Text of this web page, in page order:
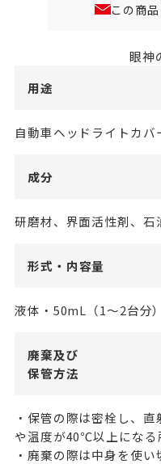
この商
眼神
用途
自動車ヘッドライトカバ
成分
研磨材、界面活性剤、石
形式・内容量
液体・50mL（1～2台分）
廃棄及び
保管方法
・保管の際は密栓し、
や温度が40℃以上になる
・廃棄の際は中身を使い